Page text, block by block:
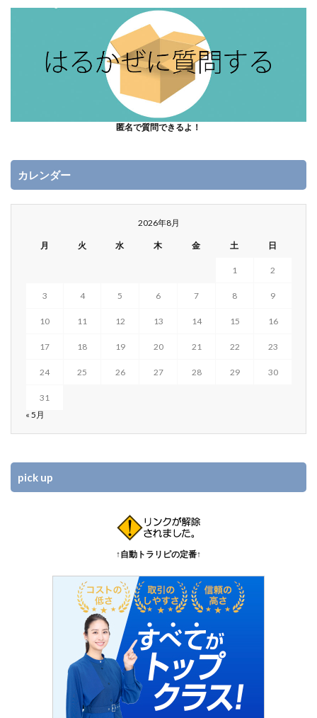
匿名で質問できるよ！
カレンダー
2026年8月
月 火 水 木 金 土 日
1 2
3 4 5 6 7 8 9
10 11 12 13 14 15 16
17 18 19 20 21 22 23
24 25 26 27 28 29 30
31
« 5月
pick up
↑自動トラリピの定番↑